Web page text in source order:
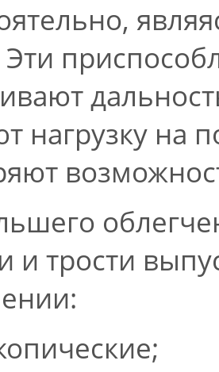
нагрузку на
и трости